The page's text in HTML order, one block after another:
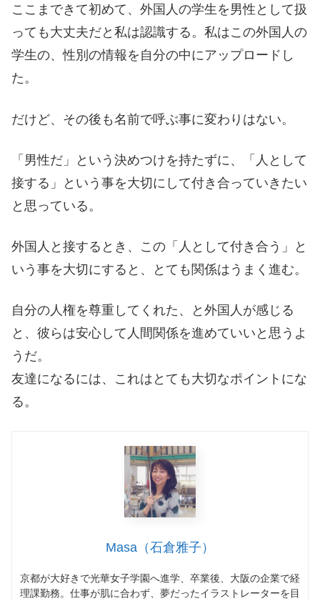
ここまできて初めて、外国人の学生を男性として扱
っても大丈夫だと私は認識する。私はこの外国人の
学生の、性別の情報を自分の中にアップロードし
た。
だけど、その後も名前で呼ぶ事に変わりはない。
「男性だ」という決めつけを持たずに、「人として
接する」という事を大切にして付き合っていきたい
と思っている。
外国人と接するとき、この「人として付き合う」と
いう事を大切にすると、とても関係はうまく進む。
自分の人権を尊重してくれた、と外国人が感じる
と、彼らは安心して人間関係を進めていいと思うよ
うだ。
友達になるには、これはとても大切なポイントにな
る。
Masa（石倉雅子）
京都が大好きで光華女子学園へ進学、卒業後、大阪の企業で経
理課勤務。仕事が肌に合わず、夢だったイラストレーターを目